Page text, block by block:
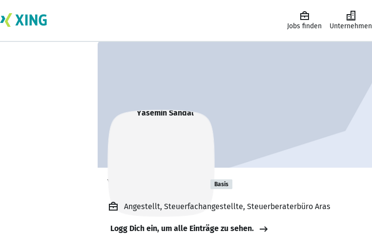
Jobs finden Unternehmen
Yasemin Sandal Basis
Angestellt, Steuerfachangestellte, Steuerberaterbüro Aras
Logg Dich ein, um alle Einträge zu sehen.